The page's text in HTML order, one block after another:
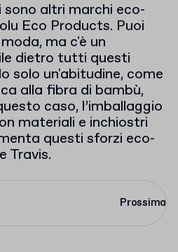
altri marchi eco-
Eco Products. Puoi
ma c'è un
dietro tutti questi
solo un'abitudine, come
alla fibra di bambù,
caso, l’imballaggio
materiali e inchiostri
questi sforzi eco-
Travis.
Prossima